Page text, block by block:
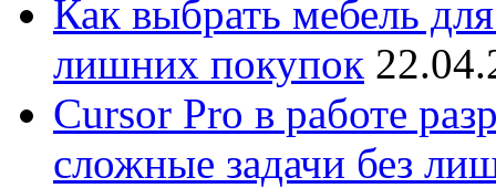
Как выбрать мебель
лишних покупок
Cursor Pro в работе
сложные задачи без